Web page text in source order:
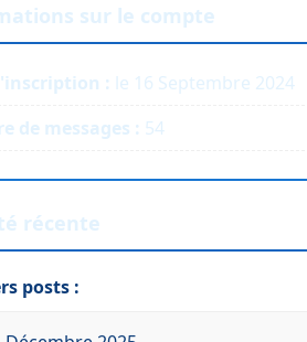
sur le compte
: le 16 Septembre 2024
de messages : 54
récente
posts :